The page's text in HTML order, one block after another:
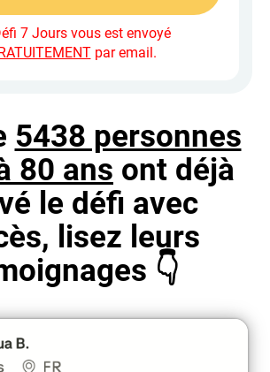
7 Jours vous est envoyé
par email.
5438 personnes
80 ans ont déjà
le défi avec
lisez leurs
👇